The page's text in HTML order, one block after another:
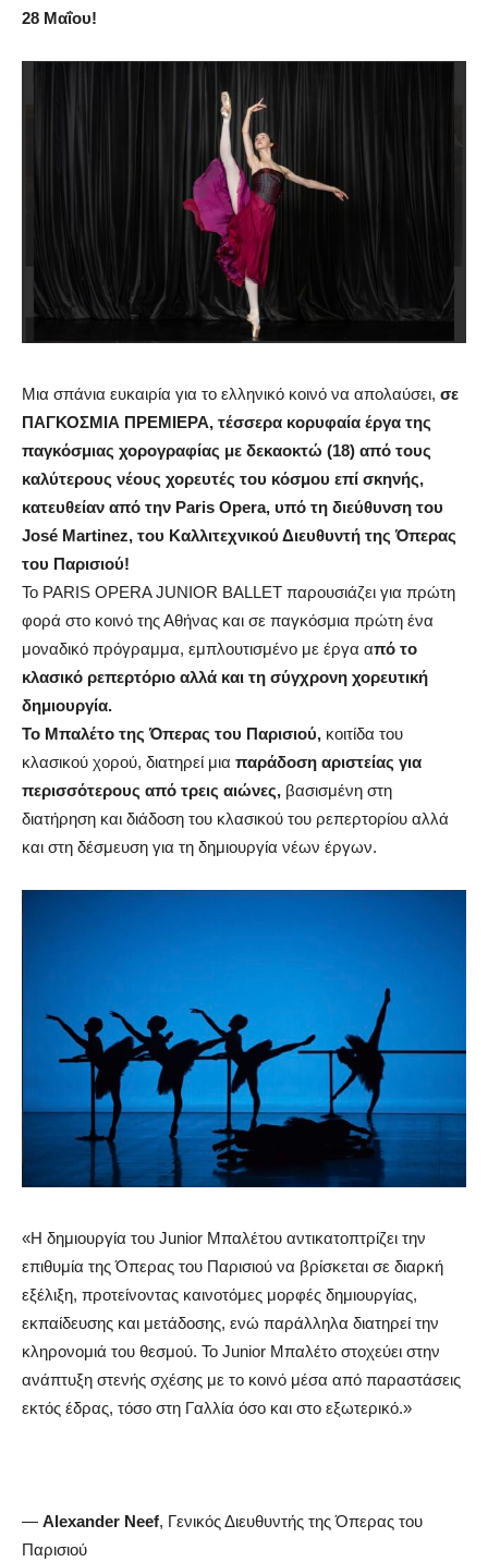
28 Μαΐου!
Μια σπάνια ευκαιρία για το ελληνικό κοινό να απολαύσει, σε
ΠΑΓΚΟΣΜΙΑ ΠΡΕΜΙΕΡΑ, τέσσερα κορυφαία έργα της
παγκόσμιας χορογραφίας με δεκαοκτώ (18) από τους
καλύτερους νέους χορευτές του κόσμου επί σκηνής,
κατευθείαν από την Paris Opera, υπό τη διεύθυνση του
José Martinez, του Καλλιτεχνικού Διευθυντή της Όπερας
του Παρισιού!
Το PARIS OPERA JUNIOR BALLET παρουσιάζει για πρώτη
φορά στο κοινό της Αθήνας και σε παγκόσμια πρώτη ένα
μοναδικό πρόγραμμα, εμπλουτισμένο με έργα από το
κλασικό ρεπερτόριο αλλά και τη σύγχρονη χορευτική
δημιουργία.
Το Μπαλέτο της Όπερας του Παρισιού, κοιτίδα του
κλασικού χορού, διατηρεί μια παράδοση αριστείας για
περισσότερους από τρεις αιώνες, βασισμένη στη
διατήρηση και διάδοση του κλασικού του ρεπερτορίου αλλά
και στη δέσμευση για τη δημιουργία νέων έργων.
«Η δημιουργία του Junior Μπαλέτου αντικατοπτρίζει την
επιθυμία της Όπερας του Παρισιού να βρίσκεται σε διαρκή
εξέλιξη, προτείνοντας καινοτόμες μορφές δημιουργίας,
εκπαίδευσης και μετάδοσης, ενώ παράλληλα διατηρεί την
κληρονομιά του θεσμού. Το Junior Μπαλέτο στοχεύει στην
ανάπτυξη στενής σχέσης με το κοινό μέσα από παραστάσεις
εκτός έδρας, τόσο στη Γαλλία όσο και στο εξωτερικό.»
— Alexander Neef, Γενικός Διευθυντής της Όπερας του
Παρισιού